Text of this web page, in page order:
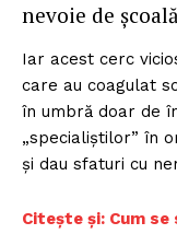
nevoie de
Iar acest cerc
care au coagulat
în umbră doar de
„specialiștilor” în
și dau sfaturi cu
Citește și: Cum